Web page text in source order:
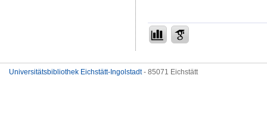
Universitätsbibliothek Eichstätt-Ingolstadt- 85071 Eichstätt